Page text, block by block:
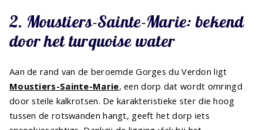
2. Moustiers-Sainte-Marie: bekend
door het turquoise water
Aan de rand van de beroemde Gorges du Verdon ligt
Moustiers-Sainte-Marie, een dorp dat wordt omringd
door steile kalkrotsen. De karakteristieke ster die hoog
tussen de rotswanden hangt, geeft het dorp iets